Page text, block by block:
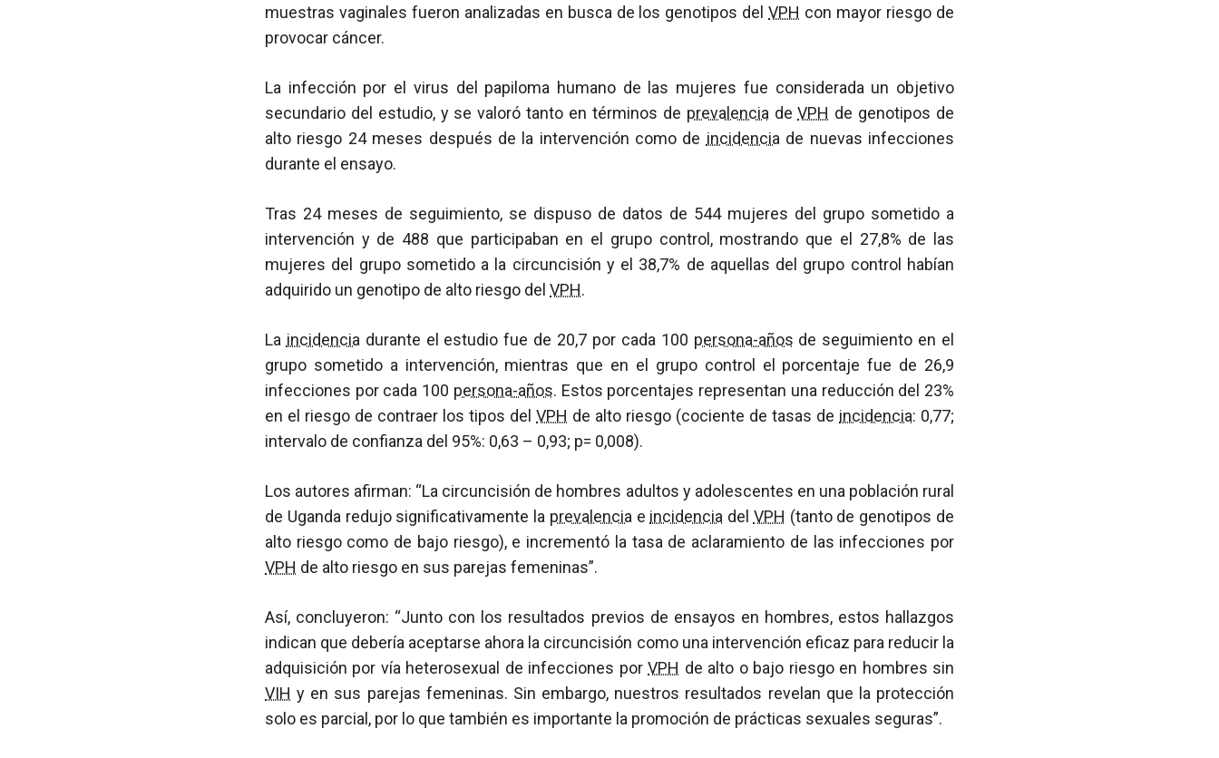
muestras vaginales fueron analizadas en busca de los genotipos delVPH con mayor riesgo de
provocar cáncer.
La infección por el virus del papiloma humano de las mujeres fue considerada un objetivo
secundario del estudio, y se valoró tanto en términos de prevalencia deVPH de genotipos de
alto riesgo 24 meses después de la intervención como de incidencia de nuevas infecciones
durante el ensayo.
Tras 24 meses de seguimiento, se dispuso de datos de 544 mujeres del grupo sometido a
intervención y de 488 que participaban en el grupo control, mostrando que el 27,8% de las
mujeres del grupo sometido a la circuncisión y el 38,7% de aquellas del grupo control habían
adquirido un genotipo de alto riesgo del VPH.
La incidencia durante el estudio fue de 20,7 por cada 100 persona-años de seguimiento en el
grupo sometido a intervención, mientras que en el grupo control el porcentaje fue de 26,9
infecciones por cada 100 persona-años. Estos porcentajes representan una reducción del 23%
en el riesgo de contraer los tipos del VPH de alto riesgo (cociente de tasas de incidencia: 0,77;
intervalo de confianza del 95%: 0,63 – 0,93; p= 0,008).
Los autores afirman: “La circuncisión de hombres adultos y adolescentes en una población rural
de Uganda redujo significativamente la prevalencia e incidencia del VPH (tanto de genotipos de
alto riesgo como de bajo riesgo), e incrementó la tasa de aclaramiento de las infecciones por
VPH de alto riesgo en sus parejas femeninas”.
Así, concluyeron: “Junto con los resultados previos de ensayos en hombres, estos hallazgos
indican que debería aceptarse ahora la circuncisión como una intervención eficaz para reducir la
adquisición por vía heterosexual de infecciones porVPH de alto o bajo riesgo en hombres sin
VIH y en sus parejas femeninas. Sin embargo, nuestros resultados revelan que la protección
solo es parcial, por lo que también es importante la promoción de prácticas sexuales seguras”.